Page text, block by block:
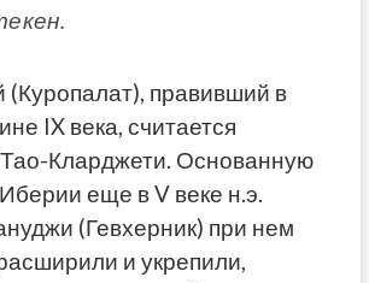
правивший в
IX века, считается
Кларджети. Основанную
еще в V веке н.э.
(Гевхерник) при нем
и укрепили,